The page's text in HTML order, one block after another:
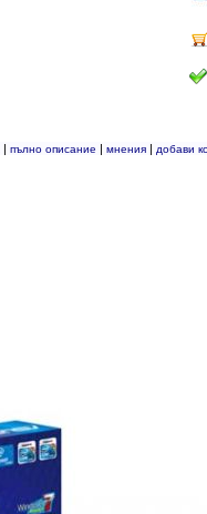
| пълно описание | мнения| добави